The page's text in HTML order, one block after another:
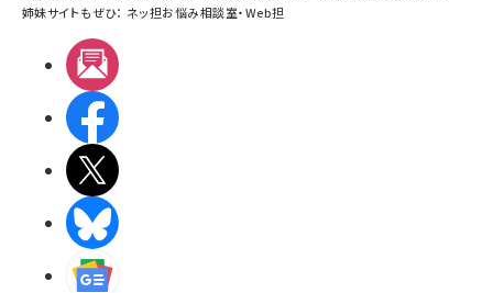
姉妹サイトもぜひ： ネッ担お悩み相談室・Web担